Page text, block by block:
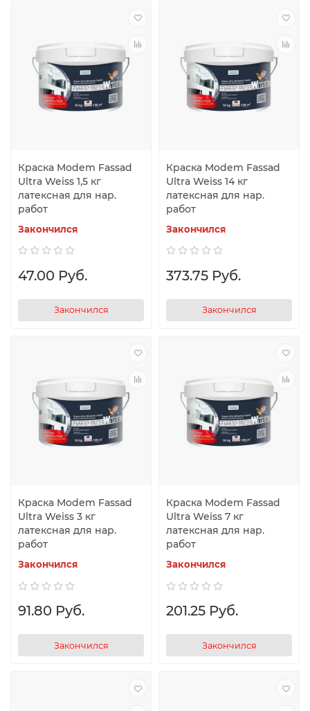
Краска Modem Fassad
Ultra Weiss 1,5 кг
латексная для нар.
работ
Закончился
47.00 Руб.
Закончился
Краска Modem Fassad
Ultra Weiss 14 кг
латексная для нар.
работ
Закончился
373.75 Руб.
Закончился
Краска Modem Fassad
Ultra Weiss 3 кг
латексная для нар.
работ
Закончился
91.80 Руб.
Закончился
Краска Modem Fassad
Ultra Weiss 7 кг
латексная для нар.
работ
Закончился
201.25 Руб.
Закончился